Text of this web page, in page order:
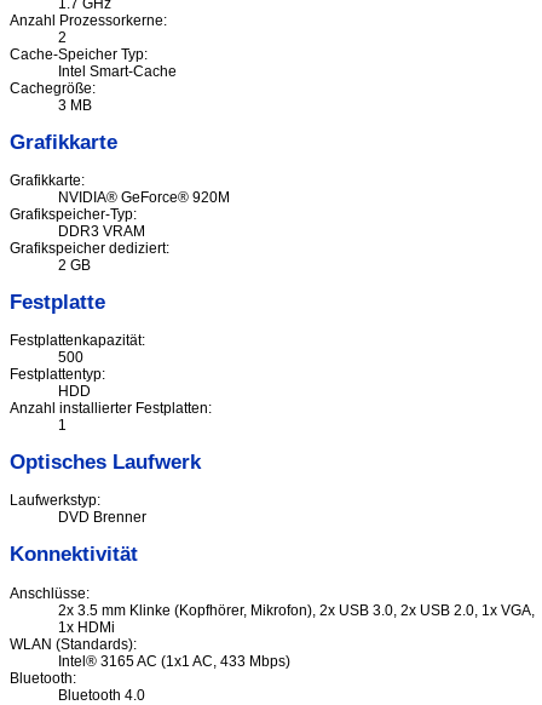
Anzahl Prozessorkerne:
2
Cache-Speicher Typ:
Intel Smart-Cache
Cachegröße:
3 MB
Grafikkarte
Grafikkarte:
NVIDIA® GeForce® 920M
Grafikspeicher-Typ:
DDR3 VRAM
Grafikspeicher dediziert:
2 GB
Festplatte
Festplattenkapazität:
500
Festplattentyp:
HDD
Anzahl installierter Festplatten:
1
Optisches Laufwerk
Laufwerkstyp:
DVD Brenner
Konnektivität
Anschlüsse:
2x 3.5 mm Klinke (Kopfhörer, Mikrofon), 2x USB 3.0, 2x USB 2.0, 1x VGA,
1x HDMi
WLAN (Standards):
Intel® 3165 AC (1x1 AC, 433 Mbps)
Bluetooth:
Bluetooth 4.0